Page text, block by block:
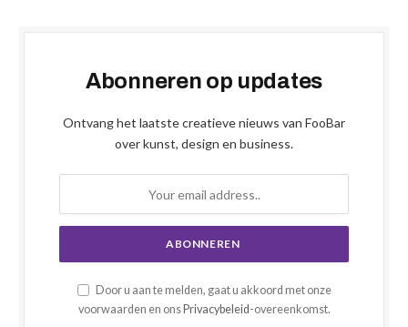
Abonneren op updates
Ontvang het laatste creatieve nieuws van FooBar
over kunst, design en business.
Door u aan te melden, gaat u akkoord met onze
voorwaarden en ons Privacybeleid -overeenkomst.